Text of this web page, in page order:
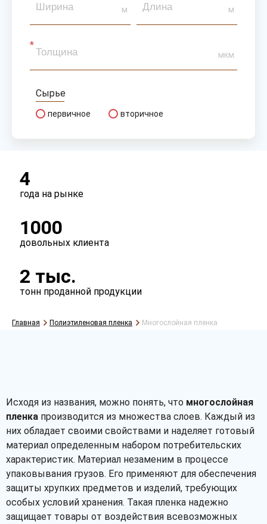
м м
мкм
Сырье
первичное вторичное
есть
4
года на рынке
1000
довольных клиента
2 тыс.
тонн проданной продукции
Главная Полиэтиленовая пленка Многослойная пленка
Исходя из названия, можно понять, что многослойная
пленка производится из множества слоев. Каждый из
них обладает своими свойствами и наделяет готовый
материал определенным набором потребительских
характеристик. Материал незаменим в процессе
упаковывания грузов. Его применяют для обеспечения
защиты хрупких предметов и изделий, требующих
особых условий хранения. Такая пленка надежно
защищает товары от воздействия всевозможных